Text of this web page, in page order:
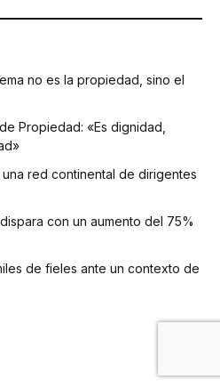
no es la propiedad, sino el
Propiedad: «Es dignidad,
una red continental de dirigentes
con un aumento del 75%
de fieles ante un contexto de